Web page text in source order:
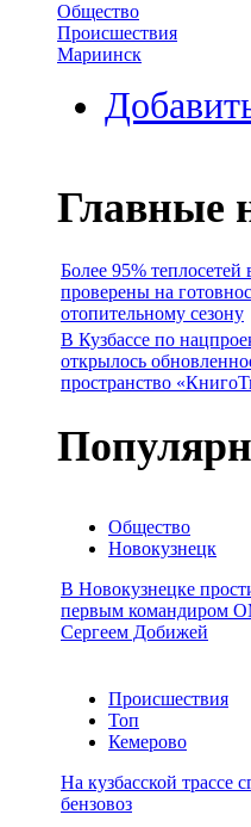
Общество
Происшествия
Мариинск
Главные
Более 95% теплосетей
проверены на
отопительному сезону
В Кузбассе по
открылось
пространство
Общество
Новокузнецк
В Новокузнецке
первым командиром
Сергеем Добижей
Происшествия
Топ
Кемерово
На кузбасской трассе
бензовоз